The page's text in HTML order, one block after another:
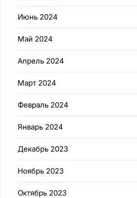
Июнь 2024
Май 2024
Апрель 2024
Март 2024
Февраль 2024
Январь 2024
Декабрь 2023
Ноябрь 2023
Октябрь 2023